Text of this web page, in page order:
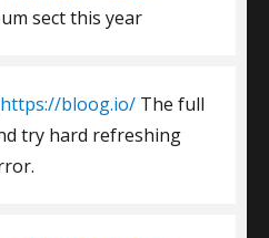
sect this year
https://bloog.io/ The full
try hard refreshing